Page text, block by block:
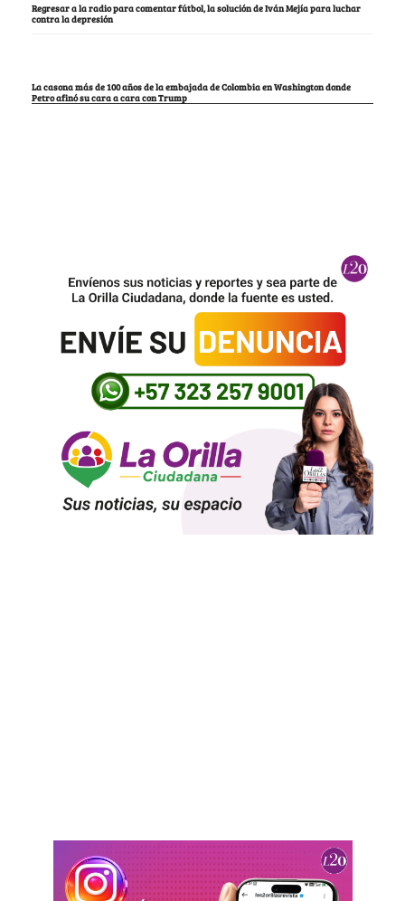
Regresar a la radio para comentar fútbol, la solución de Iván Mejía para luchar
contra la depresión
La casona más de 100 años de la embajada de Colombia en Washington donde
Petro afinó su cara a cara con Trump